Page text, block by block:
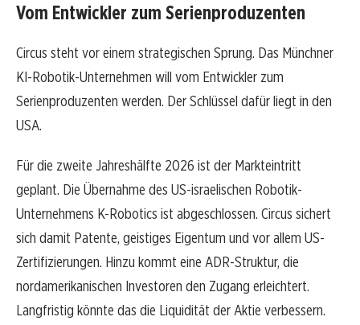
Vom Entwickler zum Serienproduzenten
Circus steht vor einem strategischen Sprung. Das Münchner
KI-Robotik-Unternehmen will vom Entwickler zum
Serienproduzenten werden. Der Schlüssel dafür liegt in den
USA.
Für die zweite Jahreshälfte 2026 ist der Markteintritt
geplant. Die Übernahme des US-israelischen Robotik-
Unternehmens K-Robotics ist abgeschlossen. Circus sichert
sich damit Patente, geistiges Eigentum und vor allem US-
Zertifizierungen. Hinzu kommt eine ADR-Struktur, die
nordamerikanischen Investoren den Zugang erleichtert.
Langfristig könnte das die Liquidität der Aktie verbessern.